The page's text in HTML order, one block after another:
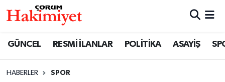
GÜNCEL RESMİ İLANLAR POLİTİKA ASAYİŞ
HABERLER SPOR
Nöbetçi Eczaneler